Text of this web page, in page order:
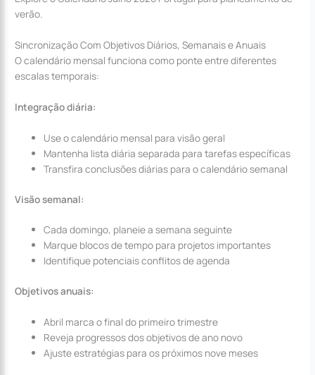
verão.
Sincronização Com Objetivos Diários, Semanais e Anuais
O calendário mensal funciona como ponte entre diferentes
escalas temporais:
Integração diária:
Use o calendário mensal para visão geral
Mantenha lista diária separada para tarefas específicas
Transfira conclusões diárias para o calendário semanal
Visão semanal:
Cada domingo, planeie a semana seguinte
Marque blocos de tempo para projetos importantes
Identifique potenciais conflitos de agenda
Objetivos anuais:
Abril marca o final do primeiro trimestre
Reveja progressos dos objetivos de ano novo
Ajuste estratégias para os próximos nove meses